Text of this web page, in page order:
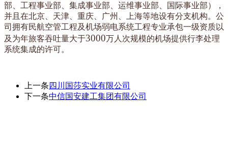
部、工程事业部、集成事业部、运维事业部、国际事业部），
并且在北京、天津、重庆、广州、上海等地设有分支机构。 公
司拥有民航空管工程及机场弱电系统工程专业承包一级资质以
及为年旅客吞吐量大于3000万人次规模的机场提供行李处理
系统集成的许可。
上一条 四川国莎实业有限公司
下一条中信国安建工集团有限公司